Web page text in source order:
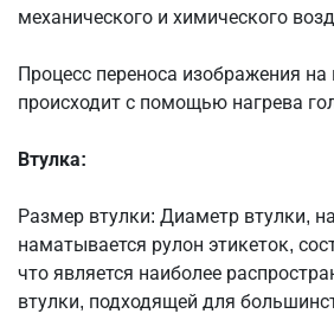
механического и химического
Процесс переноса изображения на
происходит с помощью нагрева
Втулка:
Размер втулки: Диаметр втулки,
наматывается рулон этикеток,
что является наиболее
втулки, подходящей для